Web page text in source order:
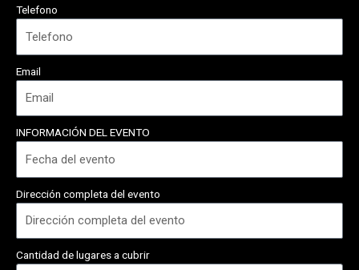
Telefono
Email
INFORMACIÓN DEL EVENTO
Dirección completa del evento
Cantidad de lugares a cubrir